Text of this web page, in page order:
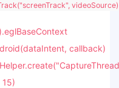
"screenTrack", videoSource)
callback)
15)